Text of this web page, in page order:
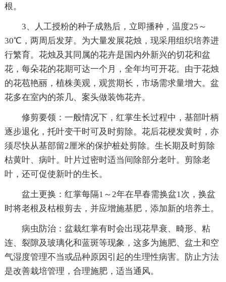
根。
3、人工授粉的种子成熟后，立即播种，温度25～
30℃，两周后发芽。为大量发展花烛，现采用组织培养进
行繁育。花烛及其同属的花卉是国内外新兴的切花和盆
花，每朵花的花期可达一个月，全年均可开花。由于花烛
的花苞艳丽，植株美观，观赏期长，市场需求量增大。盆
花多在室内的茶几、案头做装饰花卉。
修剪要领：一般情况下，红掌生长过程中，基部叶柄
逐步退化，托叶变干时可及时剪除。花后花梗发黄时，亦
须尽快从基部留2厘米的保护桩处剪除。生长期及时剪除
枯黄叶、病叶。叶片过密时适当间除部分老叶。剪除老
叶，还可促使新叶的生长。
盆土更换：红掌每隔1～2年在早春需换盆1次，换盆
时将老根及枯根剪去，并应增施基肥，添加新的培养土。
病虫防治：盆栽红掌有时会出现花早衰、畸形、粘
连、裂隙及玻璃化和蓝斑等现象，这多为施肥、盆土和空
气湿度管理不当或品种原因引起的生理性病害。防止方法
是改善栽培管理，合理施肥，适当通风。